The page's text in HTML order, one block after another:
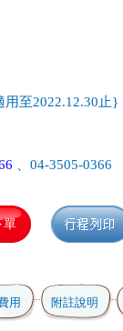
用至2022.12.30止}
、04-3505-0366
用 附註說明